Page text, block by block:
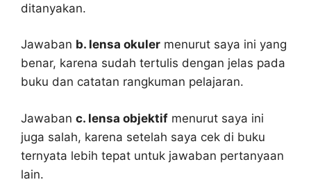
ditanyakan.
Jawaban b. lensa okuler menurut saya ini yang
benar, karena sudah tertulis dengan jelas pada
buku dan catatan rangkuman pelajaran.
Jawaban c. lensa objektif menurut saya ini
juga salah, karena setelah saya cek di buku
ternyata lebih tepat untuk jawaban pertanyaan
lain.